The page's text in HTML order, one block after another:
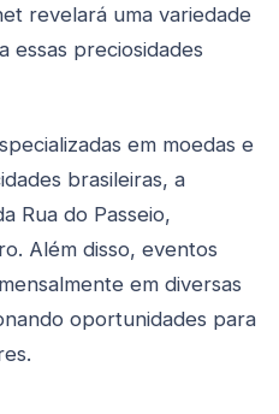
revelará uma variedade
essas preciosidades
em moedas e
brasileiras, a
Rua do Passeio,
Além disso, eventos
em diversas
oportunidades para